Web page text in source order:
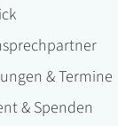
& Termine
& Spenden